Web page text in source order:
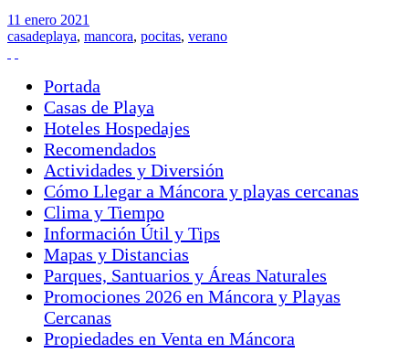
11 enero 2021
casadeplaya, mancora, pocitas, verano
Portada
Casas de Playa
Hoteles Hospedajes
Recomendados
Actividades y Diversión
Cómo Llegar a Máncora y playas cercanas
Clima y Tiempo
Información Útil y Tips
Mapas y Distancias
Parques, Santuarios y Áreas Naturales
Promociones 2026 en Máncora y Playas
Cercanas
Propiedades en Venta en Máncora